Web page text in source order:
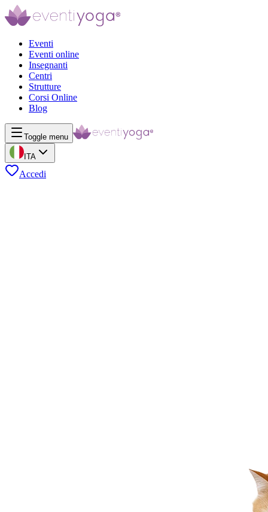
Eventi
Eventi online
Insegnanti
Centri
Strutture
Corsi Online
Blog
Toggle menu
ITA
Accedi